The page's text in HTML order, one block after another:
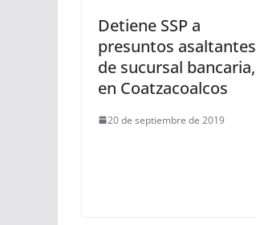
Detiene SSP a
presuntos asaltantes
de sucursal bancaria,
en Coatzacoalcos
20 de septiembre de 2019